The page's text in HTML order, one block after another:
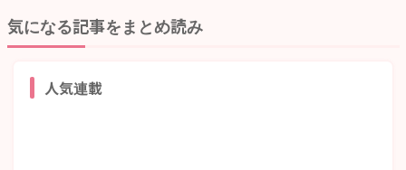
気になる記事をまとめ読み
人気連載